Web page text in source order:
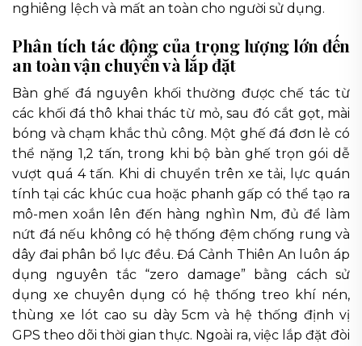
nghiêng lệch và mất an toàn cho người sử dụng.
Phân tích tác động của trọng lượng lớn đến
an toàn vận chuyển và lắp đặt
Bàn ghế đá nguyên khối thường được chế tác từ
các khối đá thô khai thác từ mỏ, sau đó cắt gọt, mài
bóng và chạm khắc thủ công. Một ghế đá đơn lẻ có
thể nặng 1,2 tấn, trong khi bộ bàn ghế trọn gói dễ
vượt quá 4 tấn. Khi di chuyển trên xe tải, lực quán
tính tại các khúc cua hoặc phanh gấp có thể tạo ra
mô-men xoắn lên đến hàng nghìn Nm, đủ để làm
nứt đá nếu không có hệ thống đệm chống rung và
dây đai phân bổ lực đều. Đá Cảnh Thiên An luôn áp
dụng nguyên tắc “zero damage” bằng cách sử
dụng xe chuyên dụng có hệ thống treo khí nén,
thùng xe lót cao su dày 5cm và hệ thống định vị
GPS theo dõi thời gian thực. Ngoài ra, việc lắp đặt đòi